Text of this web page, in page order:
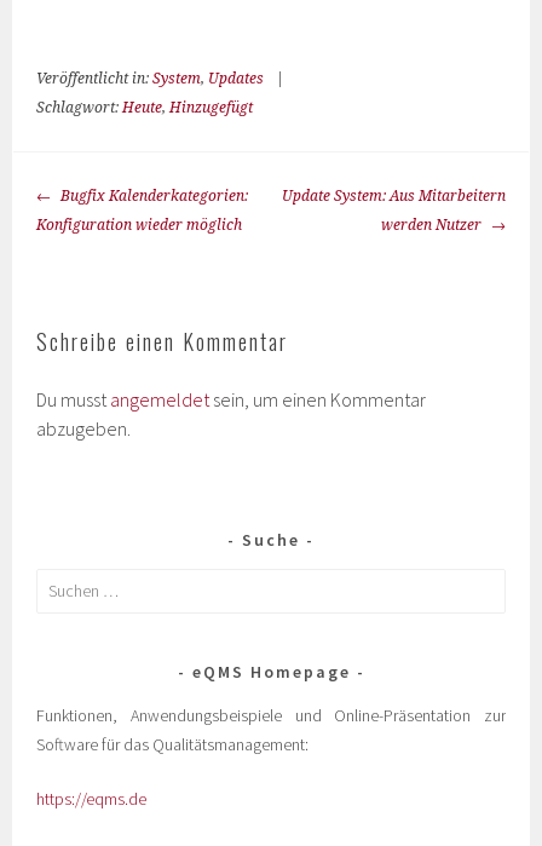
Veröffentlicht in:System, Updates
Schlagwort:Heute,Hinzugefügt
Bugfix Kalenderkategorien:
Konfiguration wieder möglich
Update System: Aus Mitarbeitern
werden Nutzer
Schreibe einen Kommentar
Du musst angemeldet sein, um einen Kommentar
abzugeben.
Suche
eQMS Homepage
Funktionen, Anwendungsbeispiele und Online-Präsentation zur
Software für das Qualitätsmanagement:
https://eqms.de